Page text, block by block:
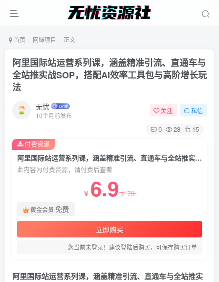
首页 网赚项目 正文
阿里国际站运营系列课，涵盖精准引流、直通车与
全站推实战SOP，搭配AI效率工具包与高阶增长玩
法
无忧
10个月前发布
关注 私信
0 28 15
阿里国际站运营系列课，涵盖精准引流、直通车与全站推实战SOP，搭配AI效率工具包与高阶增长玩法
此内容为付费资源，请付费后查看
￥ 6.9￥79
黄金会员 免费
立即购买
您当前未登录！建议登陆后购买，可保存购买订单
付费资源
阿里国际站运营系列课，涵盖精准引流、直通车与全站推实